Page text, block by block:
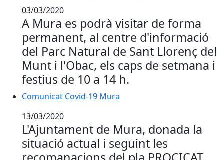
03/03/2020
A Mura es podrà visitar de forma
permanent, al centre d'informació
del Parc Natural de Sant Llorenç del
Munt i l'Obac, els caps de setmana i
festius de 10 a 14 h.
Comunicat Covid-19 Mura
Comunicat Covid-19 Mura
13/03/2020
L'Ajuntament de Mura, donada la
situació actual i seguint les